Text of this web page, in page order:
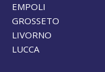
EMPOLI
GROSSETO
LIVORNO
LUCCA